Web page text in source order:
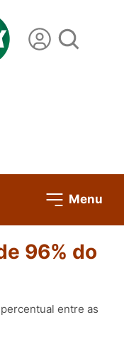
Menu
96% do
entre as